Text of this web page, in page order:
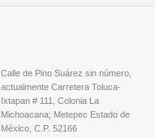
Calle de Pino Suárez sin número,
actualmente Carretera Toluca-
Ixtapan # 111, Colonia La
Michoacana; Metepec Estado de
México, C.P. 52166